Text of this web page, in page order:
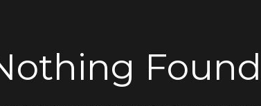
Found